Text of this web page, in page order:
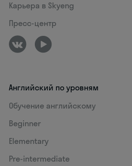
Карьера в Skyeng
Пресс-центр
Английский по уровням
Обучение английскому
Beginner
Elementary
Pre-intermediate